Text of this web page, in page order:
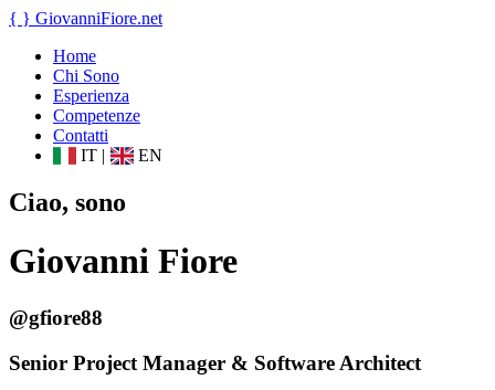
{ } GiovanniFiore.net
Home
Chi Sono
Esperienza
Competenze
Contatti
IT | EN
Ciao, sono
Giovanni Fiore
@gfiore88
Senior Project Manager & Software Architect